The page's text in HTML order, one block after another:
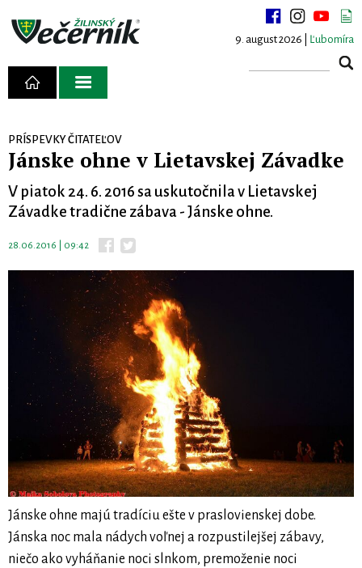
9. august 2026 | Ľubomíra
PRÍSPEVKY ČITATEĽOV
Jánske ohne v Lietavskej Závadke
V piatok 24. 6. 2016 sa uskutočnila v Lietavskej
Závadke tradične zábava - Jánske ohne.
28.06.2016 | 09:42
Jánske ohne majú tradíciu ešte v praslovienskej dobe.
Jánska noc mala nádych voľnej a rozpustilejšej zábavy,
niečo ako vyháňanie noci slnkom, premoženie noci